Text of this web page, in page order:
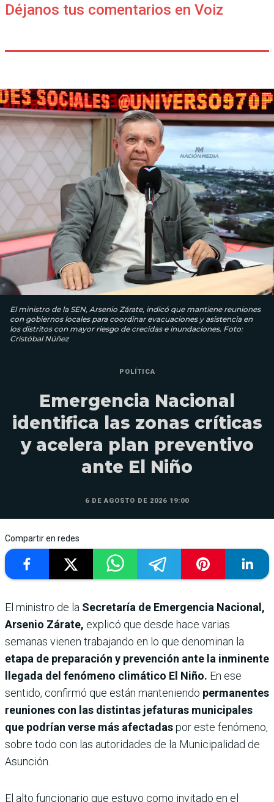
Déjanos tus comentarios en Voiz
El ministro de la SEN, Arsenio Zárate, indicó que mantiene reuniones
con gobiernos locales para coordinar evacuaciones y asistencia en
los distritos con mayor riesgo de crecidas e inundaciones. Foto:
Cristóbal Núñez
POLÍTICA
Emergencia Nacional
identifica las zonas críticas
y acelera plan preventivo
ante El Niño
6 DE AGOSTO DE 2026 19:00
Compartir en redes
El ministro de la Secretaría de Emergencia Nacional,
Arsenio Zárate, explicó que desde hace varias
semanas vienen trabajando en lo que denominan la
etapa de preparación y prevención ante la inminente
llegada del fenómeno climático El Niño. En ese
sentido, confirmó que están manteniendo permanentes
reuniones con las distintas jefaturas municipales
que podrían verse más afectadaspor este fenómeno,
sobre todo con las autoridades de la Municipalidad de
Asunción.
El alto funcionario que estuvo como invitado en el